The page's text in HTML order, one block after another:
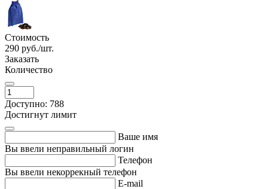
Стоимость
290 руб./шт.
Заказать
Количество
Доступно: 788
Достигнут лимит
Ваше имя
Вы ввели неправильный логин
Телефон
Вы ввели некоррекный телефон
E-mail